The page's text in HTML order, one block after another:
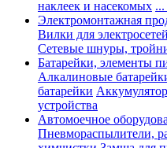
наклеек и насекомых
Электромонтажная
Вилки для электросетей
Сетевые шнуры,
Батарейки, элементы
Алкалиновые
батарейки
устройства
Автомоечное
Пневмораспылители,